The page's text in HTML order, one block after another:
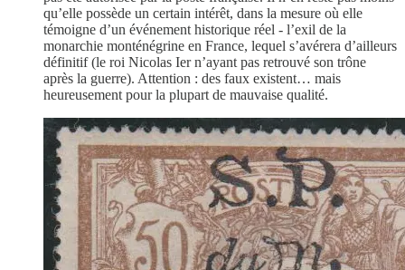
qu’elle possède un certain intérêt, dans la mesure où elle
témoigne d’un événement historique réel - l’exil de la
monarchie monténégrine en France, lequel s’avérera d’ailleurs
définitif (le roi Nicolas Ier n’ayant pas retrouvé son trône
après la guerre). Attention : des faux existent… mais
heureusement pour la plupart de mauvaise qualité.